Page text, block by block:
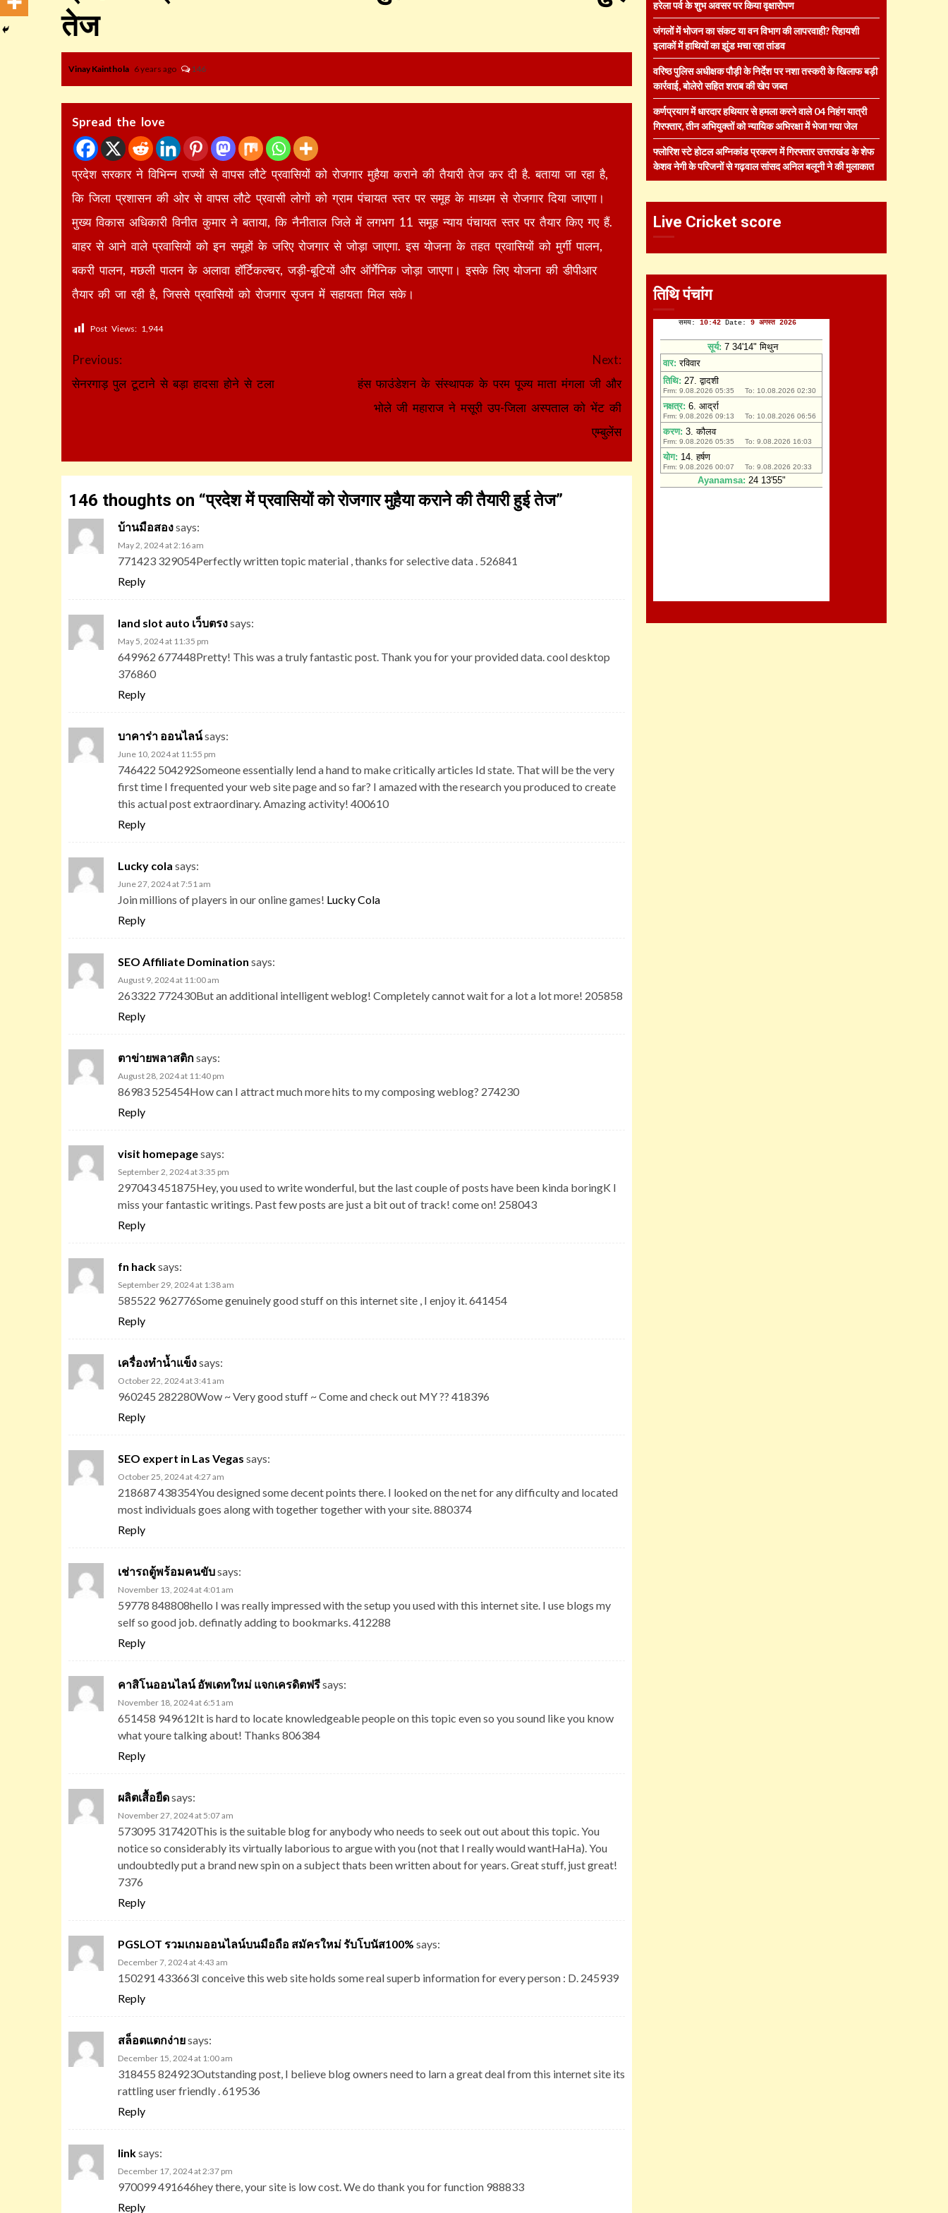
तेज
Vinay Kainthola 6 years ago 146
Spread the love
प्रदेश सरकार ने विभिन्न राज्यों से वापस लौटे प्रवासियों को रोजगार मुहैया कराने की तैयारी तेज कर दी है. बताया जा रहा है,
कि जिला प्रशासन की ओर से वापस लौटे प्रवासी लोगों को ग्राम पंचायत स्तर पर समूह के माध्यम से रोजगार दिया जाएगा।
मुख्य विकास अधिकारी विनीत कुमार ने बताया, कि नैनीताल जिले में लगभग 11 समूह न्याय पंचायत स्तर पर तैयार किए गए हैं.
बाहर से आने वाले प्रवासियों को इन समूहों के जरिए रोजगार से जोड़ा जाएगा. इस योजना के तहत प्रवासियों को मुर्गी पालन,
बकरी पालन, मछली पालन के अलावा हॉर्टिकल्चर, जड़ी-बूटियों और ऑर्गेनिक जोड़ा जाएगा। इसके लिए योजना की डीपीआर
तैयार की जा रही है, जिससे प्रवासियों को रोजगार सृजन में सहायता मिल सके।
Post Views: 1,944
Continue
Reading
Previous:
सेनरगाड़ पुल टूटाने से बड़ा हादसा होने से टला
Next:
हंस फाउंडेशन के संस्थापक के परम पूज्य माता मंगला जी और
भोले जी महाराज ने मसूरी उप-जिला अस्पताल को भेंट की
एम्बुलेंस
146 thoughts on “प्रदेश में प्रवासियों को रोजगार मुहैया कराने की तैयारी हुई तेज”
บ้านมือสองsays:
May 2, 2024 at 2:16 am
771423 329054Perfectly written topic material , thanks for selective data . 526841
Reply
land slot auto เว็บตรงsays:
May 5, 2024 at 11:35 pm
649962 677448Pretty! This was a truly fantastic post. Thank you for your provided data. cool desktop
376860
Reply
บาคาร่า ออนไลน์says:
June 10, 2024 at 11:55 pm
746422 504292Someone essentially lend a hand to make critically articles Id state. That will be the very
first time I frequented your web site page and so far? I amazed with the research you produced to create
this actual post extraordinary. Amazing activity! 400610
Reply
Lucky cola says:
June 27, 2024 at 7:51 am
Join millions of players in our online games! Lucky Cola
Reply
SEO Affiliate Domination says:
August 9, 2024 at 11:00 am
263322 772430But an additional intelligent weblog! Completely cannot wait for a lot a lot more! 205858
Reply
ตาข่ายพลาสติกsays:
August 28, 2024 at 11:40 pm
86983 525454How can I attract much more hits to my composing weblog? 274230
Reply
visit homepagesays:
September 2, 2024 at 3:35 pm
297043 451875Hey, you used to write wonderful, but the last couple of posts have been kinda boringK I
miss your fantastic writings. Past few posts are just a bit out of track! come on! 258043
Reply
fn hacksays:
September 29, 2024 at 1:38 am
585522 962776Some genuinely good stuff on this internet site , I enjoy it. 641454
Reply
เครื่องทำน้ำแข็งsays:
October 22, 2024 at 3:41 am
960245 282280Wow ~ Very good stuff ~ Come and check out MY ?? 418396
Reply
SEO expert in Las Vegas says:
October 25, 2024 at 4:27 am
218687 438354You designed some decent points there. I looked on the net for any difficulty and located
most individuals goes along with together together with your site. 880374
Reply
เช่ารถตู้พร้อมคนขับsays:
November 13, 2024 at 4:01 am
59778 848808hello I was really impressed with the setup you used with this internet site. I use blogs my
self so good job. definatly adding to bookmarks. 412288
Reply
คาสิโนออนไลน์ อัพเดทใหม่ แจกเครดิตฟรีsays:
November 18, 2024 at 6:51 am
651458 949612It is hard to locate knowledgeable people on this topic even so you sound like you know
what youre talking about! Thanks 806384
Reply
ผลิตเสื้อยืดsays:
November 27, 2024 at 5:07 am
573095 317420This is the suitable blog for anybody who needs to seek out out about this topic. You
notice so considerably its virtually laborious to argue with you (not that I really would wantHaHa). You
undoubtedly put a brand new spin on a subject thats been written about for years. Great stuff, just great!
7376
Reply
PGSLOT รวมเกมออนไลน์บนมือถือ สมัครใหม่ รับโบนัส100% says:
December 7, 2024 at 4:43 am
150291 433663I conceive this web site holds some real superb information for every person : D. 245939
Reply
สล็อตแตกง่ายsays:
December 15, 2024 at 1:00 am
318455 824923Outstanding post, I believe blog owners need to larn a great deal from this internet site its
rattling user friendly . 619536
Reply
linksays:
December 17, 2024 at 2:37 pm
970099 491646hey there, your site is low cost. We do thank you for function 988833
Reply
हरेला पर्व के शुभ अवसर पर किया वृक्षारोपण
जंगलों में भोजन का संकट या वन विभाग की लापरवाही? रिहायशी
इलाकों में हाथियों का झुंड मचा रहा तांडव
वरिष्ठ पुलिस अधीक्षक पौड़ी के निर्देश पर नशा तस्करी के खिलाफ बड़ी
कार्रवाई, बोलेरो सहित शराब की खेप जब्त
कर्णप्रयाग में धारदार हथियार से हमला करने वाले 04 निहंग यात्री
गिरफ्तार, तीन अभियुक्तों को न्यायिक अभिरक्षा में भेजा गया जेल
फ्लोरिश स्टे होटल अग्निकांड प्रकरण में गिरफ्तार उत्तराखंड के शेफ
केशव नेगी के परिजनों से गढ़वाल सांसद अनिल बलूनी ने की मुलाकात
Live Cricket score
तिथि पंचांग